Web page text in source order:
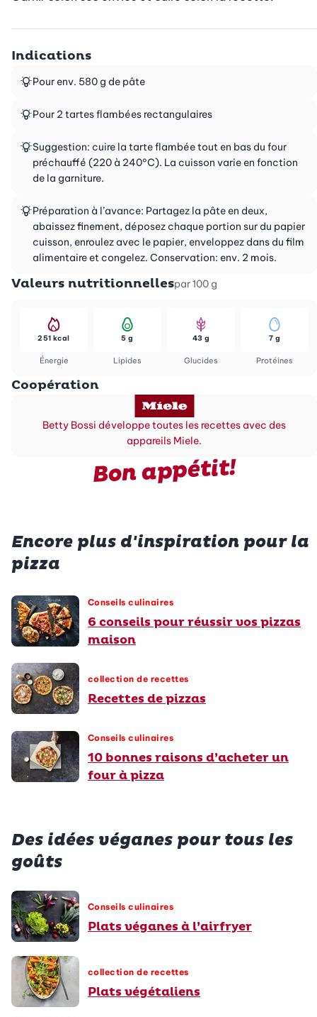
Indications
Pour env. 580 g de pâte
Pour 2 tartes flambées rectangulaires
Suggestion: cuire la tarte flambée tout en bas du four
préchauffé (220 à 240°C). La cuisson varie en fonction
de la garniture.
Préparation à l’avance: Partagez la pâte en deux,
abaissez finement, déposez chaque portion sur du papier
cuisson, enroulez avec le papier, enveloppez dans du film
alimentaire et congelez. Conservation: env. 2 mois.
Valeurs nutritionnellespar 100 g
Énergie
251 kcal
Lipides
5 g
Glucides
43 g
Protéines
7 g
Coopération
Betty Bossi développe toutes les recettes avec des
appareils Miele.
Bon appétit!
Encore plus d'inspiration pour la
pizza
Conseils culinaires
6 conseils pour réussir vos pizzas
maison
collection de recettes
Recettes de pizzas
Conseils culinaires
10 bonnes raisons d’acheter un
four à pizza
Des idées véganes pour tous les
goûts
Conseils culinaires
Plats véganes à l’airfryer
collection de recettes
Plats végétaliens